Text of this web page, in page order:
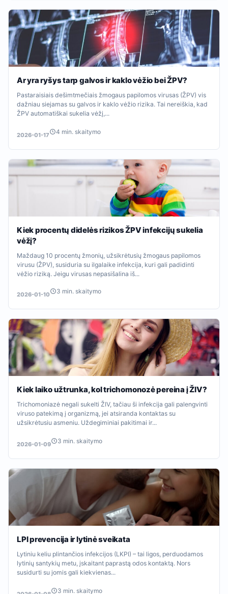
Ar yra ryšys tarp galvos ir kaklo vėžio bei ŽPV?
Pastaraisiais dešimtmečiais žmogaus papilomos virusas (ŽPV) vis
dažniau siejamas su galvos ir kaklo vėžio rizika. Tai nereiškia, kad
ŽPV automatiškai sukelia vėžį,...
2026-01-17 4 min. skaitymo
Kiek procentų didelės rizikos ŽPV infekcijų sukelia
vėžį?
Maždaug 10 procentų žmonių, užsikrėtusių žmogaus papilomos
virusu (ŽPV), susiduria su ilgalaike infekcija, kuri gali padidinti
vėžio riziką. Jeigu virusas nepasišalina iš...
2026-01-10 3 min. skaitymo
Kiek laiko užtrunka, kol trichomonozė pereina į ŽIV?
Trichomoniazė negali sukelti ŽIV, tačiau ši infekcija gali palengvinti
viruso patekimą į organizmą, jei atsiranda kontaktas su
užsikrėtusiu asmeniu. Uždegiminiai pakitimai ir...
2026-01-09 3 min. skaitymo
LPI prevencija ir lytinė sveikata
Lytiniu keliu plintančios infekcijos (LKPI) – tai ligos, perduodamos
lytinių santykių metu, įskaitant paprastą odos kontaktą. Nors
susidurti su jomis gali kiekvienas...
3 min. skaitymo